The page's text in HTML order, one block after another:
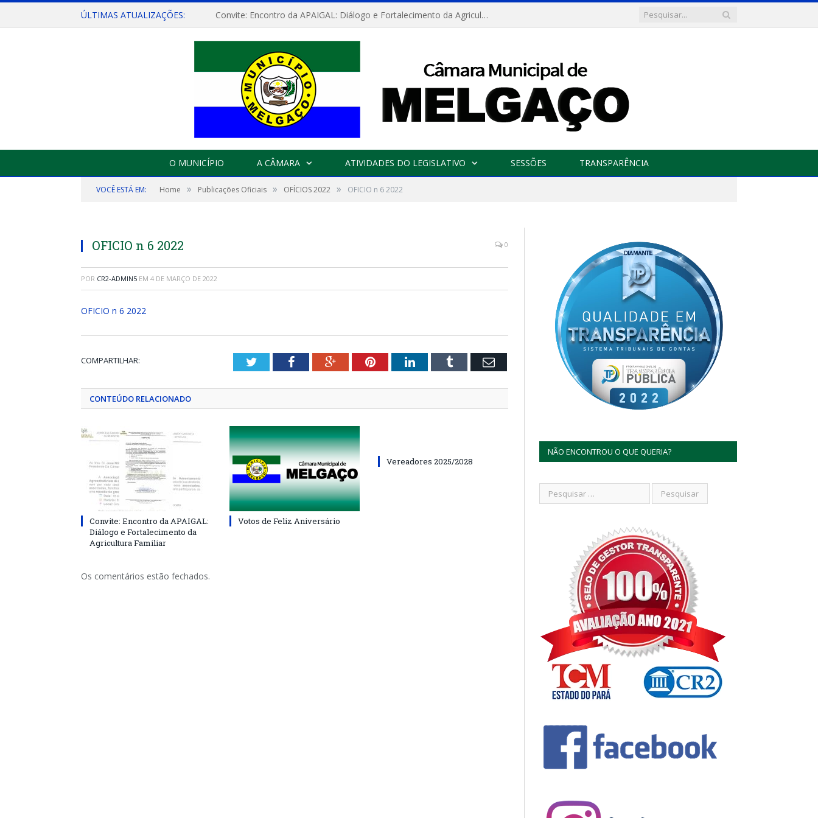
ÚLTIMAS ATUALIZAÇÕES: Convite: Encontro da APAIGAL: Diálogo e Fortalecimento da Agricultura Familiar
O MUNICÍPIO A CÂMARA ATIVIDADES DO LEGISLATIVO SESSÕES TRANSPARÊNCIA
VOCÊ ESTÁ EM: Home » Publicações Oficiais » OFÍCIOS 2022 » OFICIO n 6 2022
OFICIO n 6 2022 0
POR CR2-ADMIN5 EM 4 DE MARÇO DE 2022
OFICIO n 6 2022
COMPARTILHAR: TwitterFacebookGoogle+PinterestLinkedInTumblr Email
CONTEÚDO RELACIONADO
Convite: Encontro da APAIGAL:
Diálogo e Fortalecimento da
Agricultura Familiar
Votos de Feliz Aniversário
Vereadores 2025/2028
Os comentários estão fechados.
NÃO ENCONTROU O QUE QUERIA?